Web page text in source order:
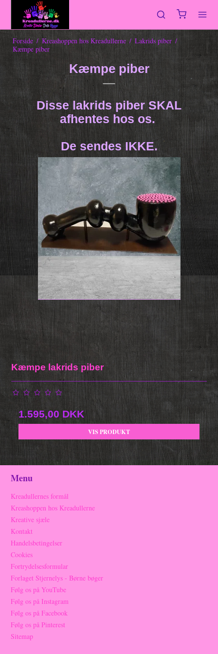
Forside / Kreashoppen hos Kreadullerne / Lakrids piber /
Kæmpe piber
Kæmpe piber
Disse lakrids piber SKAL
afhentes hos os.
De sendes IKKE.
Kæmpe lakrids piber
1.595,00 DKK
VIS PRODUKT
Menu
Kreadullernes formål
Kreashoppen hos Kreadullerne
Kreative sjæle
Kontakt
Handelsbetingelser
Cookies
Fortrydelsesformular
Forlaget Stjernelys - Børne bøger
Følg os på YouTube
Følg os på Instagram
Følg os på Facebook
Følg os på Pinterest
Sitemap